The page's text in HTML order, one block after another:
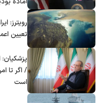
رویترز:
تعیین
/ اگر تا
است